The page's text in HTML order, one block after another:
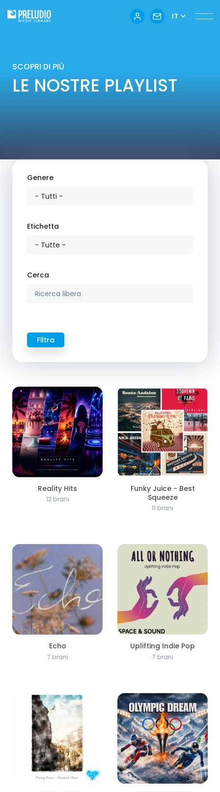
IT
SCOPRI DI PIÙ
LE NOSTRE PLAYLIST
Genere
Etichetta
Cerca
Reality Hits
12 brani
Funky Juice - Best
Squeeze
11 brani
Echo
7 brani
Uplifting Indie Pop
7 brani